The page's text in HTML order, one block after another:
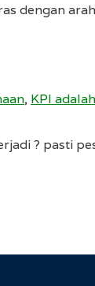
dengan
, KPI adalah
? pasti